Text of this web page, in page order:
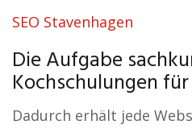
SEO Stavenhagen
Die Aufgabe
Kochschulungen
Dadurch erhält jede